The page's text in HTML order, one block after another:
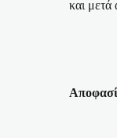
και μετά